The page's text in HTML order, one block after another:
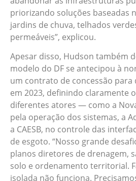
priorizando soluções baseadas
jardins de chuva, telhados
permeáveis”, explicou.
Apesar disso, Hudson também
modelo do DF se antecipou à
um contrato de concessão para
em 2023, definindo claramente
diferentes atores — como a
pela operação dos sistemas, a
a CAESB, no controle das
de esgoto. “Nosso grande
planos diretores de drenagem,
solo e ordenamento territorial.
isolada não funciona.